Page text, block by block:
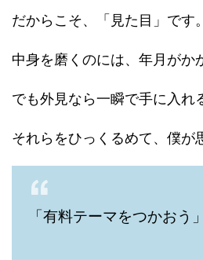
だからこそ、「見た目」です。
中身を磨くのには、年月がか
でも外見なら一瞬で手に入れ
それらをひっくるめて、僕が
「有料テーマをつかおう」